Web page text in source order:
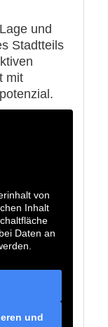
und
Stadtteils
mit
von
Inhalt
Daten an
und